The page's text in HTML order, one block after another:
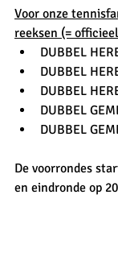
Voor onze
reeksen (=
DUBBEL
DUBBEL
DUBBEL
DUBBEL
DUBBEL
De voorrondes
en eindronde op